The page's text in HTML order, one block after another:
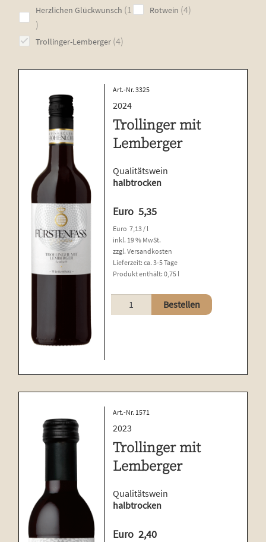
product
Herzlichen Glückwunsch
1
1
product
Rotwein 44
Trollinger-Lemberger 44
Art.-Nr. 3325
2024
Trollinger mit
Lemberger
Qualitätswein
halbtrocken
Euro 5,35
Euro 7,13 / l
inkl. 19 % MwSt.
zzgl.Versandkosten
Lieferzeit:ca. 3-5 Tage
Produkt enthält: 0,75 l
Trollinger
mit
Bestellen
Art.-Nr. 1571
2023
Trollinger mit
Lemberger
Qualitätswein
halbtrocken
Euro 2,40